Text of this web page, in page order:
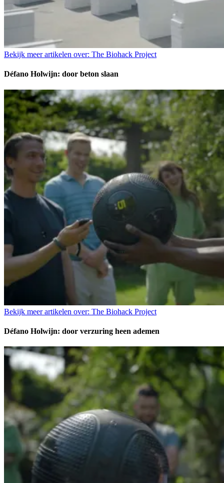
Bekijk meer artikelen over: The Biohack Project
Défano Holwijn: door beton slaan
Bekijk meer artikelen over: The Biohack Project
Défano Holwijn: door verzuring heen ademen